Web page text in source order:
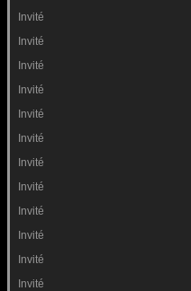
Invité
Invité
Invité
Invité
Invité
Invité
Invité
Invité
Invité
Invité
Invité
Invité